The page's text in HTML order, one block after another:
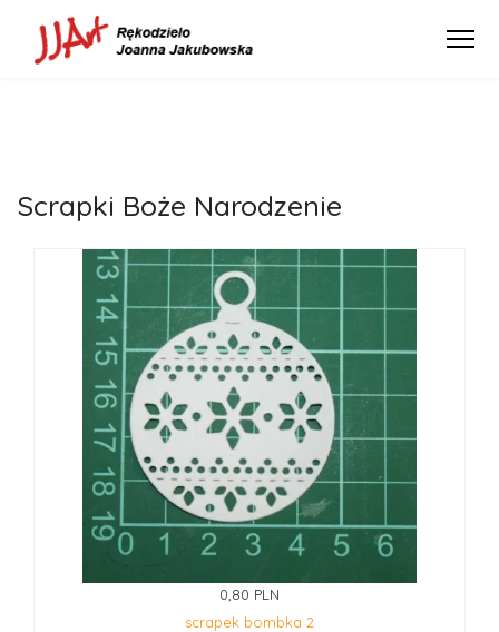
scrapki Boże Narodzenie
0,80 PLN
scrapek bombka 2